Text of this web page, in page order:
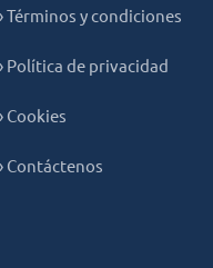
› Términos y condiciones
› Política de privacidad
› Cookies
› Contáctenos